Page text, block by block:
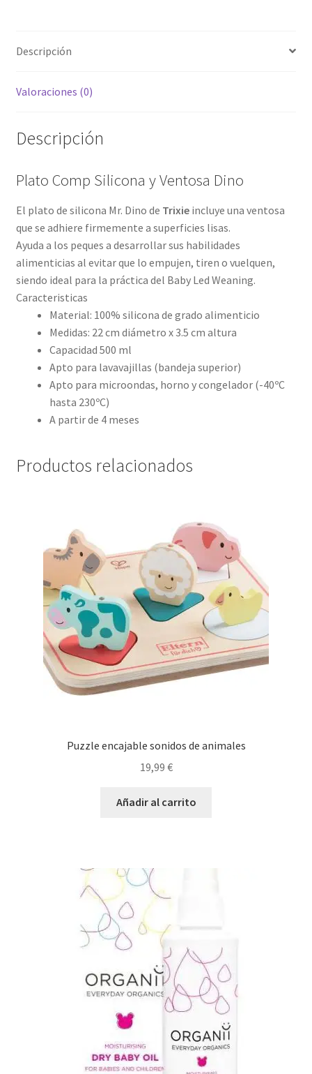
Descripción
Valoraciones (0)
Descripción
Plato Comp Silicona y Ventosa Dino
El plato de silicona Mr. Dino de Trixieincluye una ventosa
que se adhiere firmemente a superficies lisas.
Ayuda a los peques a desarrollar sus habilidades
alimenticias al evitar que lo empujen, tiren o vuelquen,
siendo ideal para la práctica del Baby Led Weaning.
Caracteristicas
Material: 100% silicona de grado alimenticio
Medidas: 22 cm diámetro x 3.5 cm altura
Capacidad 500 ml
Apto para lavavajillas (bandeja superior)
Apto para microondas, horno y congelador (-40ºC
hasta 230ºC)
A partir de 4 meses
Productos relacionados
Puzzle encajable sonidos de animales
19,99 €
Añadir al carrito